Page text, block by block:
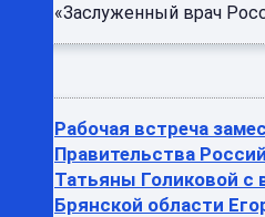
«Заслуженный врач
Рабочая встреча
Правительства
Татьяны Голиковой с
Брянской области